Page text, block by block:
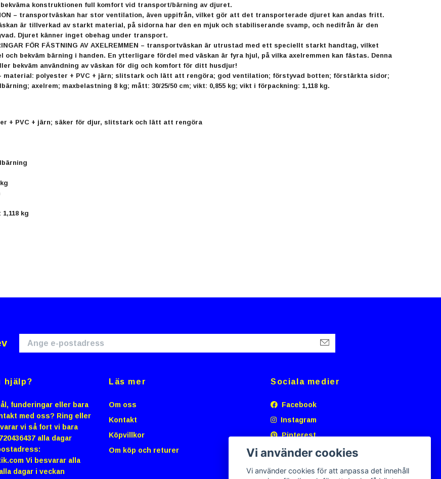
konstruktionen full komfort vid transport/bärning av djuret.
– transportväskan har stor ventilation, även uppifrån, vilket gör att det transporterade djuret kan andas fritt.
är tillverkad av starkt material, på sidorna har den en mjuk och stabiliserande svamp, och nedifrån är den
Djuret känner inget obehag under transport.
FÖR FÄSTNING AV AXELREMMEN – transportväskan är utrustad med ett speciellt starkt handtag, vilket
och bekväm bärning i handen. En ytterligare fördel med väskan är fyra hjul, på vilka axelremmen kan fästas. Denna
bekväm användning av väskan för dig och komfort för ditt husdjur!
– material: polyester + PVC + järn; slitstark och lätt att rengöra; god ventilation; förstyvad botten; förstärkta sidor;
axelrem; maxbelastning 8 kg; mått: 30/25/50 cm; vikt: 0,855 kg; vikt i förpackning: 1,118 kg.
+ PVC + järn; säker för djur, slitstark och lätt att rengöra
kg
hjälp?
funderingar eller bara
med oss? Ring eller
vi så fort vi bara
alla dagar
Vi besvarar alla
dagar i veckan
Läs mer
Om oss
Kontakt
Köpvillkor
Om köp och returer
Sociala medier
Facebook
Instagram
Pinterest
Vi använder cookies
Vi använder cookies för att anpassa det innehåll